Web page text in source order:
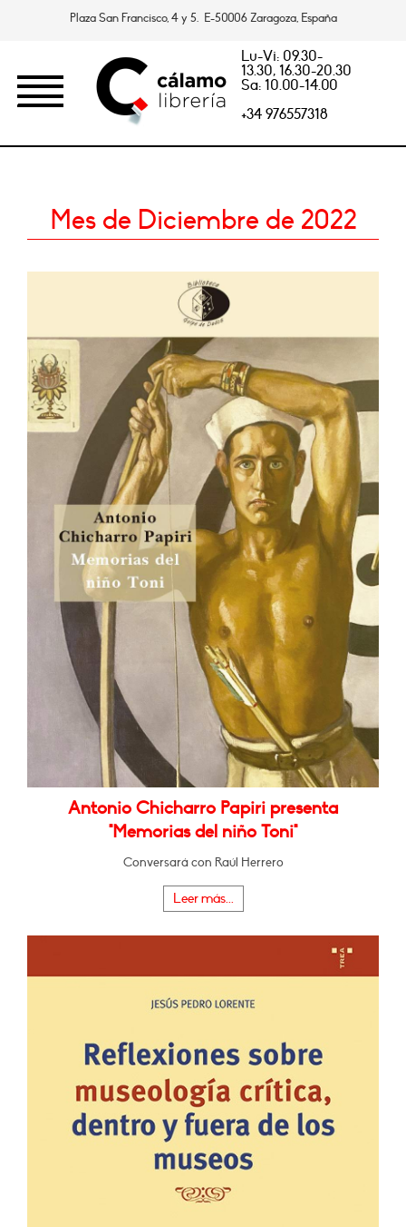
Plaza San Francisco, 4 y 5. E-50006 Zaragoza, España
Lu-Vi: 09.30-
13.30, 16.30-20.30
Sa: 10.00-14.00
+34 976557318
Mes de Diciembre de 2022
Antonio Chicharro Papiri presenta
"Memorias del niño Toni"
Conversará con Raúl Herrero
Leer más...